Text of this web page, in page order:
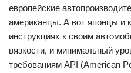
европейские
американцы. А вот японцы и
инструкциях к своим
вязкости, и минимальный
требованиям API (American